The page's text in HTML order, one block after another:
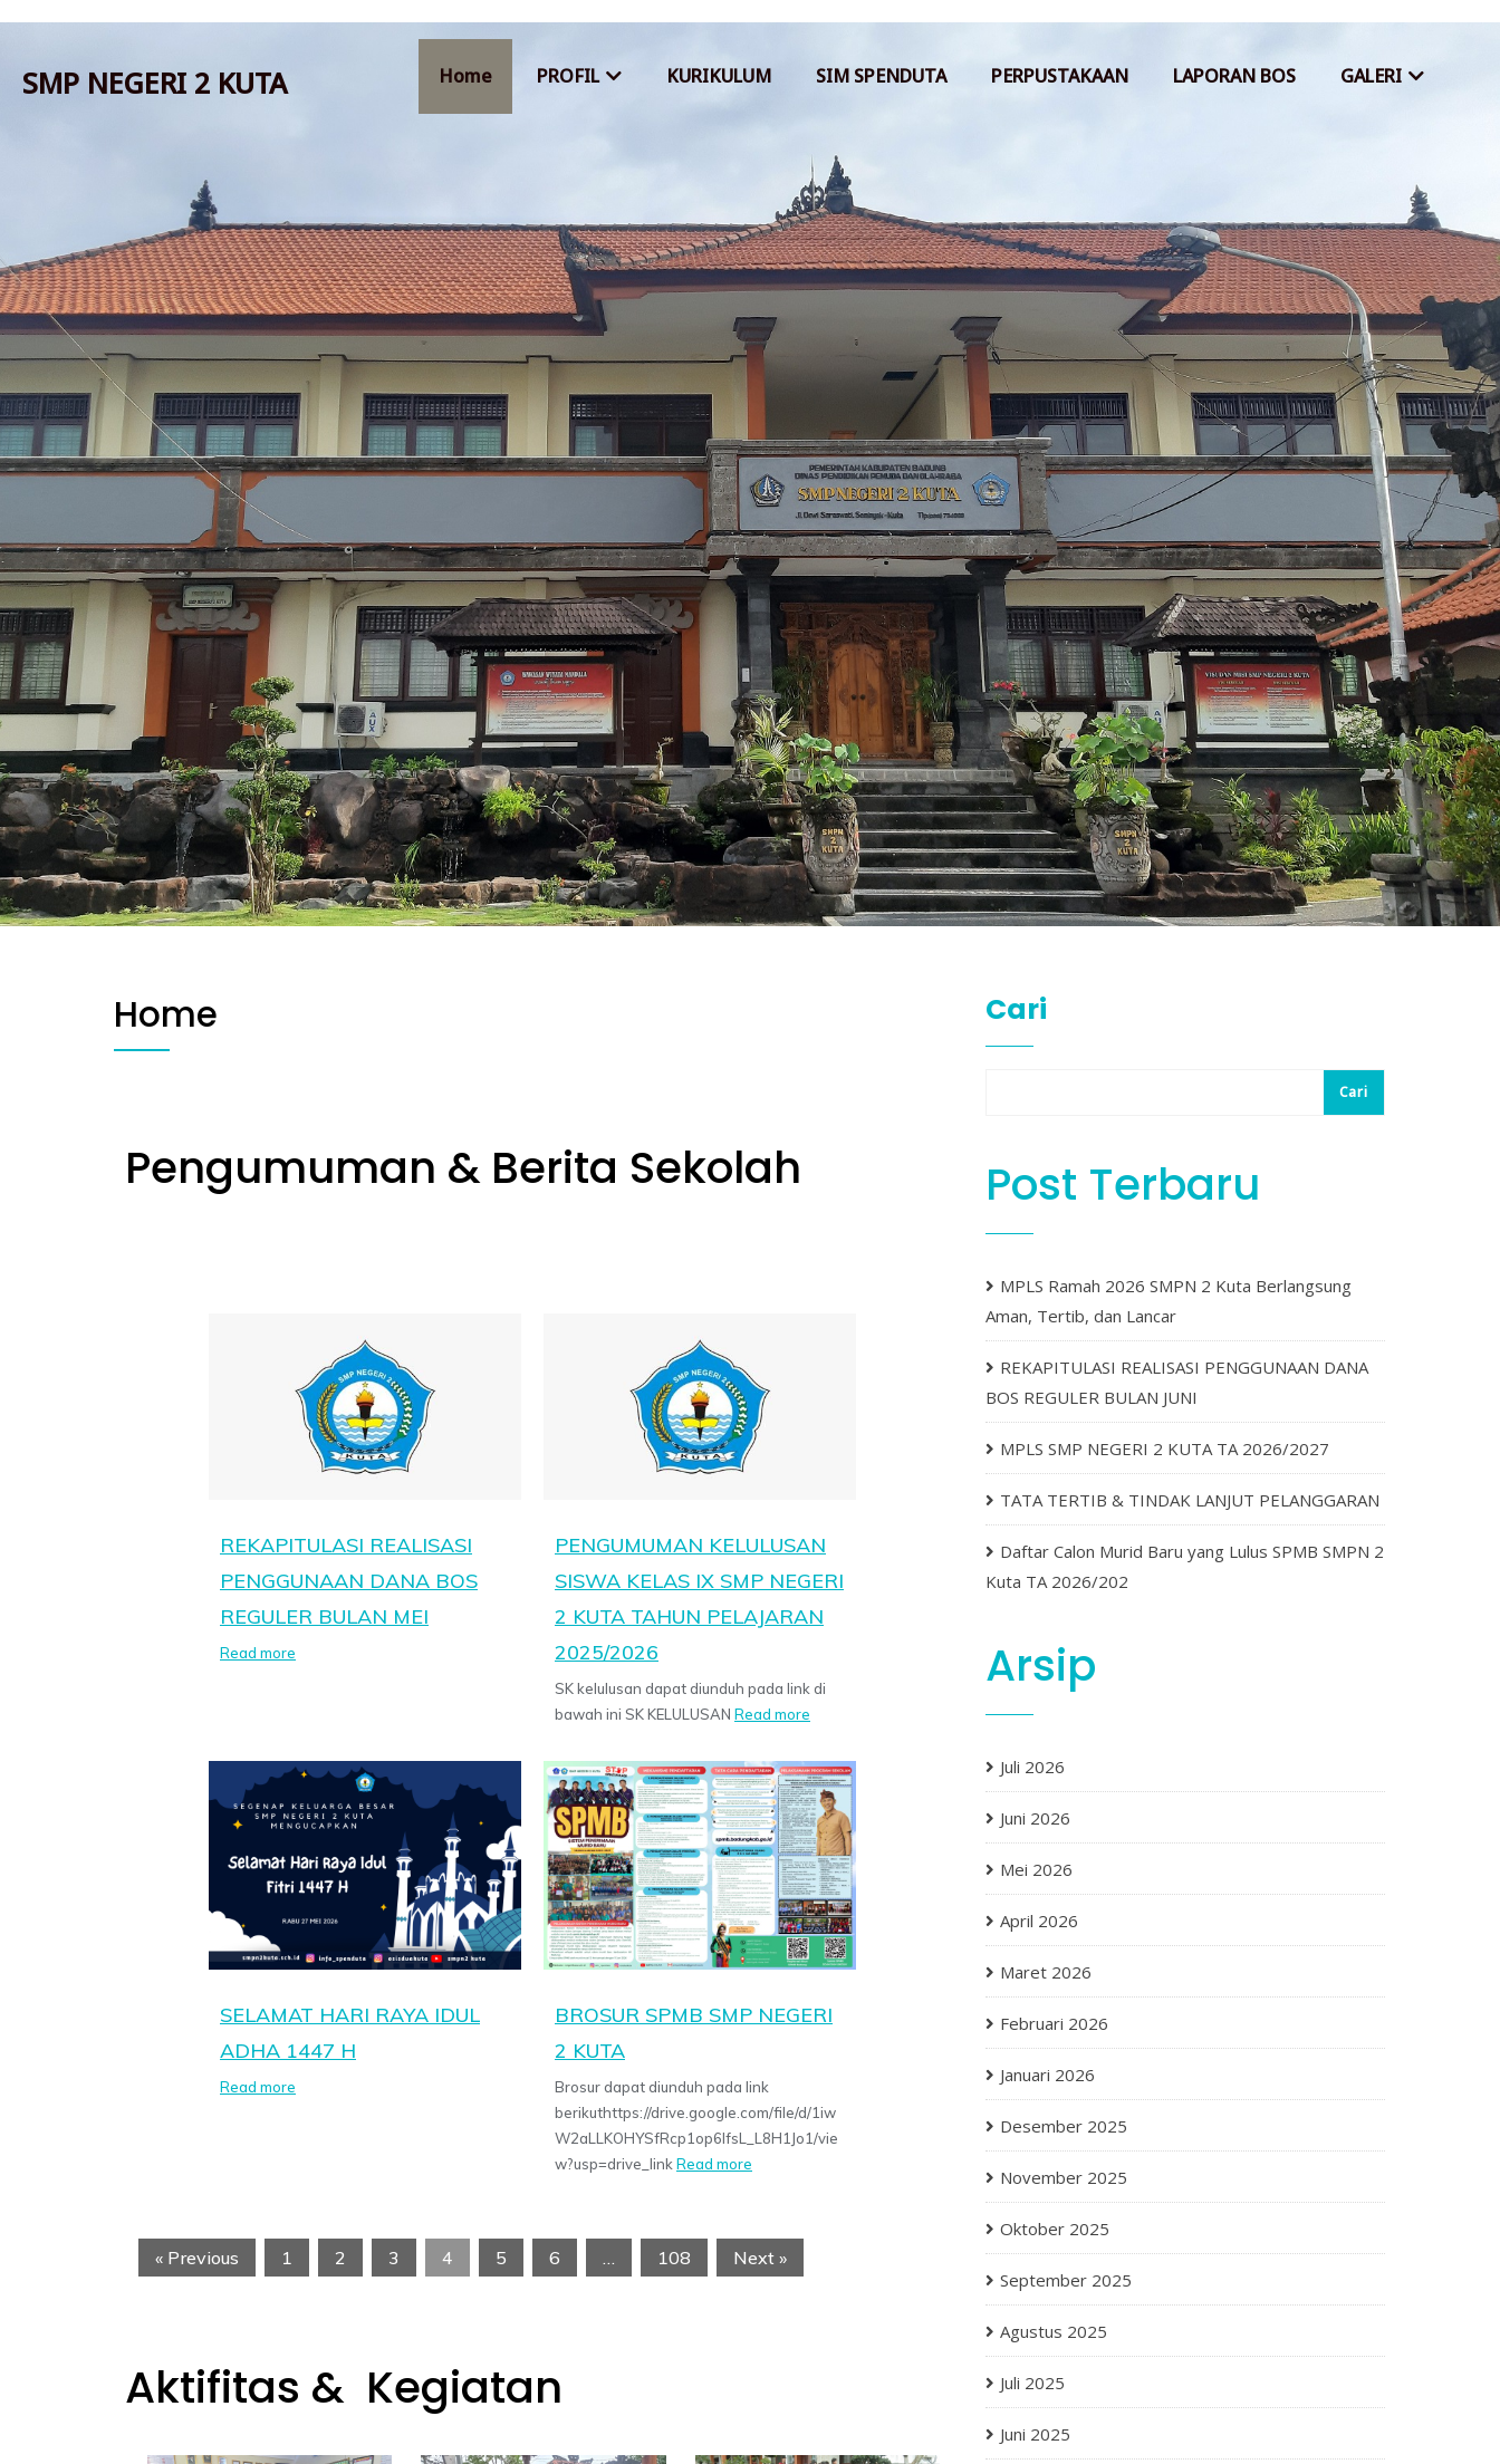
SMP NEGERI 2 KUTA Home PROFIL KURIKULUM SIM SPENDUTA PERPUSTAKAAN LAPORAN BOS GALERI
Home
Pengumuman & Berita Sekolah
REKAPITULASI REALISASI
PENGGUNAAN DANA BOS
REGULER BULAN MEI
Read more
PENGUMUMAN KELULUSAN
SISWA KELAS IX SMP NEGERI
2 KUTA TAHUN PELAJARAN
2025/2026
SK kelulusan dapat diunduh pada link di
bawah ini SK KELULUSAN Read more
SELAMAT HARI RAYA IDUL
ADHA 1447 H
Read more
BROSUR SPMB SMP NEGERI
2 KUTA
Brosur dapat diunduh pada link
berikuthttps://drive.google.com/file/d/1iw
W2aLLKOHYSfRcp1op6IfsL_L8H1Jo1/vie
w?usp=drive_link Read more
« Previous 1 2 3 4 5 6 … 108 Next »
Aktifitas & Kegiatan
Cari
Cari
Post Terbaru
MPLS Ramah 2026 SMPN 2 Kuta Berlangsung
Aman, Tertib, dan Lancar
REKAPITULASI REALISASI PENGGUNAAN DANA
BOS REGULER BULAN JUNI
MPLS SMP NEGERI 2 KUTA TA 2026/2027
TATA TERTIB & TINDAK LANJUT PELANGGARAN
Daftar Calon Murid Baru yang Lulus SPMB SMPN 2
Kuta TA 2026/202
Arsip
Juli 2026
Juni 2026
Mei 2026
April 2026
Maret 2026
Februari 2026
Januari 2026
Desember 2025
November 2025
Oktober 2025
September 2025
Agustus 2025
Juli 2025
Juni 2025